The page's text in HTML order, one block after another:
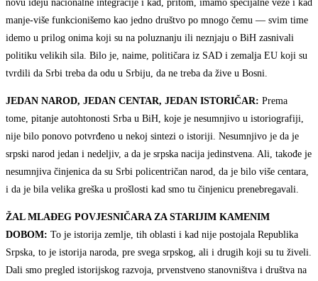
novu ideju nacionalne integracije i kad, pritom, imamo specijalne veze i kad
manje-više funkcionišemo kao jedno društvo po mnogo čemu — svim time
idemo u prilog onima koji su na poluznanju ili neznjaju o BiH zasnivali
politiku velikih sila. Bilo je, naime, političara iz SAD i zemalja EU koji su
tvrdili da Srbi treba da odu u Srbiju, da ne treba da žive u Bosni.
JEDAN NAROD, JEDAN CENTAR, JEDAN ISTORIČAR: Prema
tome, pitanje autohtonosti Srba u BiH, koje je nesumnjivo u istoriografiji,
nije bilo ponovo potvrđeno u nekoj sintezi o istoriji. Nesumnjivo je da je
srpski narod jedan i nedeljiv, a da je srpska nacija jedinstvena. Ali, takođe je
nesumnjiva činjenica da su Srbi policentričan narod, da je bilo više centara,
i da je bila velika greška u prošlosti kad smo tu činjenicu prenebregavali.
ŽAL MLAĐEG POVJESNIČARA ZA STARIJIM KAMENIM
DOBOM: To je istorija zemlje, tih oblasti i kad nije postojala Republika
Srpska, to je istorija naroda, pre svega srpskog, ali i drugih koji su tu živeli.
Dali smo pregled istorijskog razvoja, prvenstveno stanovništva i društva na